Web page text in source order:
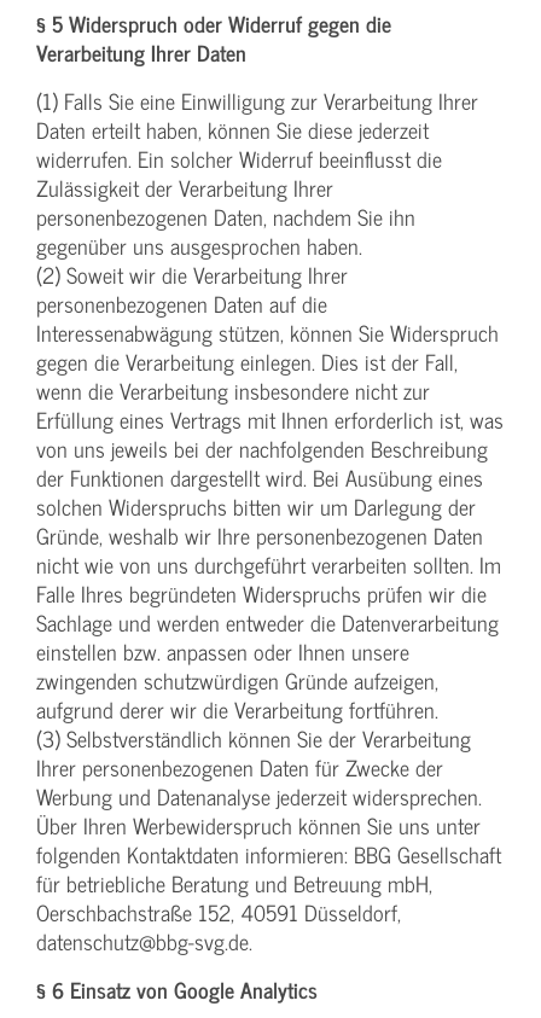
§ 5 Widerspruch oder Widerruf gegen die
Verarbeitung Ihrer Daten
(1) Falls Sie eine Einwilligung zur Verarbeitung Ihrer
Daten erteilt haben, können Sie diese jederzeit
widerrufen. Ein solcher Widerruf beeinflusst die
Zulässigkeit der Verarbeitung Ihrer
personenbezogenen Daten, nachdem Sie ihn
gegenüber uns ausgesprochen haben.
(2) Soweit wir die Verarbeitung Ihrer
personenbezogenen Daten auf die
Interessenabwägung stützen, können Sie Widerspruch
gegen die Verarbeitung einlegen. Dies ist der Fall,
wenn die Verarbeitung insbesondere nicht zur
Erfüllung eines Vertrags mit Ihnen erforderlich ist, was
von uns jeweils bei der nachfolgenden Beschreibung
der Funktionen dargestellt wird. Bei Ausübung eines
solchen Widerspruchs bitten wir um Darlegung der
Gründe, weshalb wir Ihre personenbezogenen Daten
nicht wie von uns durchgeführt verarbeiten sollten. Im
Falle Ihres begründeten Widerspruchs prüfen wir die
Sachlage und werden entweder die Datenverarbeitung
einstellen bzw. anpassen oder Ihnen unsere
zwingenden schutzwürdigen Gründe aufzeigen,
aufgrund derer wir die Verarbeitung fortführen.
(3) Selbstverständlich können Sie der Verarbeitung
Ihrer personenbezogenen Daten für Zwecke der
Werbung und Datenanalyse jederzeit widersprechen.
Über Ihren Werbewiderspruch können Sie uns unter
folgenden Kontaktdaten informieren: BBG Gesellschaft
für betriebliche Beratung und Betreuung mbH,
Oerschbachstraße 152, 40591 Düsseldorf,
datenschutz@bbg-svg.de.
§ 6 Einsatz von Google Analytics